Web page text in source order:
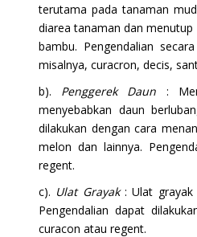
terutama pada tanaman
diarea tanaman dan
bambu. Pengendalian
misalnya, curacron, decis,
b). Penggerek Daun :
menyebabkan daun
dilakukan dengan cara
melon dan lainnya.
regent.
c). Ulat Grayak: Ulat grayak
Pengendalian dapat
curacon atau regent.